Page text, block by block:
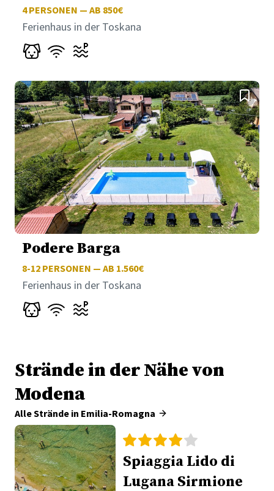
4PERSONEN — AB 850€
Ferienhaus in der Toskana
Podere Barga
8-12 PERSONEN — AB 1.560€
Ferienhaus in der Toskana
Strände in der Nähe von
Modena
Alle Strände in Emilia-Romagna
Spiaggia Lido di
Lugana Sirmione